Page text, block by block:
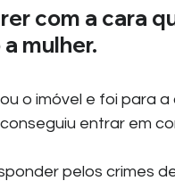
com a cara
mulher.
o imóvel e foi para
entrar em
pelos crimes